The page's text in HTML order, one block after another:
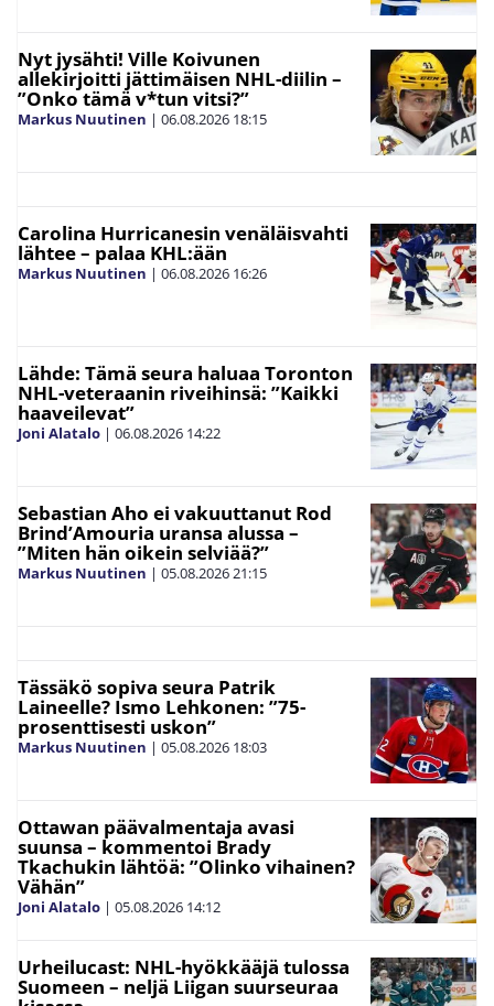
Nyt jysähti! Ville Koivunen
allekirjoitti jättimäisen NHL-diilin –
”Onko tämä v*tun vitsi?”
Markus Nuutinen | 06.08.2026 18:15
Carolina Hurricanesin venäläisvahti
lähtee – palaa KHL:ään
Markus Nuutinen | 06.08.2026 16:26
Lähde: Tämä seura haluaa Toronton
NHL-veteraanin riveihinsä: ”Kaikki
haaveilevat”
Joni Alatalo | 06.08.2026 14:22
Sebastian Aho ei vakuuttanut Rod
Brind’Amouria uransa alussa –
”Miten hän oikein selviää?”
Markus Nuutinen | 05.08.202621:15
Tässäkö sopiva seura Patrik
Laineelle? Ismo Lehkonen: ”75-
prosenttisesti uskon”
Markus Nuutinen | 05.08.2026 18:03
Ottawan päävalmentaja avasi
suunsa – kommentoi Brady
Tkachukin lähtöä: ”Olinko vihainen?
Vähän”
Joni Alatalo | 05.08.2026 14:12
Urheilucast: NHL-hyökkääjä tulossa
Suomeen – neljä Liigan suurseuraa